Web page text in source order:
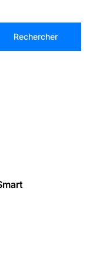
Rechercher